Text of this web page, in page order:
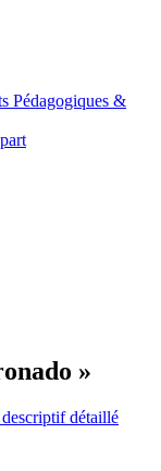
Pédagogiques &
»
détaillé